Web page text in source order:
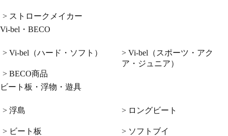
> ストロークメイカー
Vi-bel・BECO
> Vi-bel（ハード・ソフト）
> BECO商品
> Vi-bel（スポーツ・アク
ア・ジュニア）
ビート板・浮物・遊具
> 浮島
> ビート板
> ロングビート
> ソフトブイ